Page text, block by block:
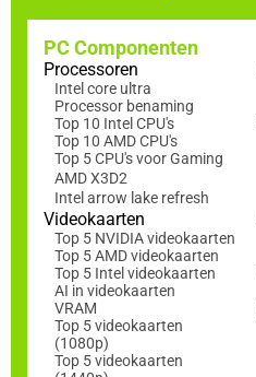
PC Componenten
Processoren
Intel core ultra
Processor benaming
Top 10 Intel CPU's
Top 10 AMD CPU's
Top 5 CPU's voor Gaming
AMD X3D2
Intel arrow lake refresh
Videokaarten
Top 5 NVIDIA videokaarten
Top 5 AMD videokaarten
Top 5 Intel videokaarten
AI in videokaarten
VRAM
Top 5 videokaarten
(1080p)
Top 5 videokaarten